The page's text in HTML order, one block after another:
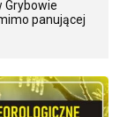
Grybowie
panującej